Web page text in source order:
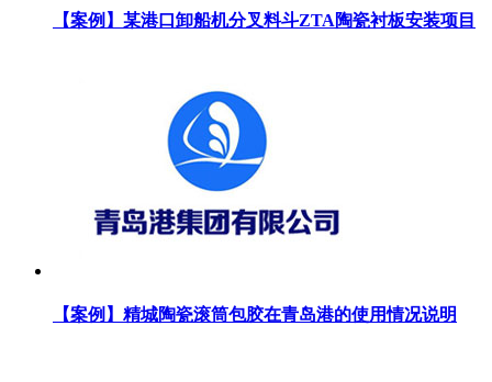
【案例】某港口卸船机分叉料斗ZTA陶瓷衬板安装项目
【案例】精城陶瓷滚筒包胶在青岛港的使用情况说明